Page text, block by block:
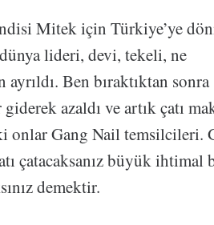
Mitek için Türkiye’ye
lideri, devi, tekeli, ne
Ben bıraktıktan sonra
azaldı ve artık çatı
onlar Gang Nail temsilcileri.
çatacaksanız büyük ihtimal
demektir.